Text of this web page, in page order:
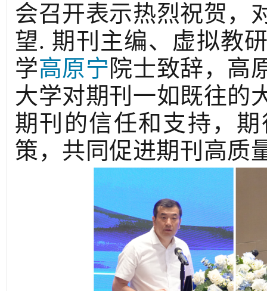
会召开表示热烈祝贺，
望. 期刊主编、虚拟教
学高原宁 院士致辞，高
大学对期刊一如既往的
期刊的信任和支持，
策，共同促进期刊高质